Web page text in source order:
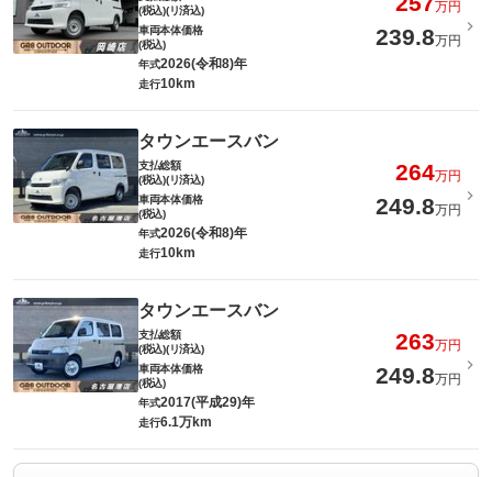
(税込)(リ済込)
万円
車両本体価格
(税込)
239.8万円
年式2026(令和8)年
走行10km
タウンエースバン
支払総額
(税込)(リ済込)
264万円
車両本体価格
(税込)
249.8万円
年式2026(令和8)年
走行10km
タウンエースバン
支払総額
(税込)(リ済込)
263万円
車両本体価格
(税込)
249.8万円
年式2017(平成29)年
走行6.1万km